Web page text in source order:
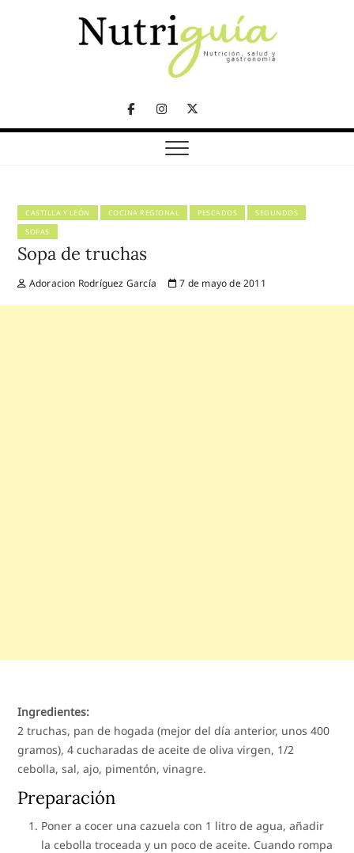
FacebookInstagram
Twitter
Telegram
Nutriguía (Desde
2002)
CASTILLA Y LEÓN COCINA REGIONAL PESCADOS
SEGUNDOS
SOPAS
Sopa de truchas
Adoracion Rodríguez García 7 de mayo de 2011
Ingredientes:
2 truchas, pan de hogada (mejor del día anterior, unos 400
gramos), 4 cucharadas de aceite de oliva virgen, 1/2
cebolla, sal, ajo, pimentón, vinagre.
Preparación
Poner a cocer una cazuela con 1 litro de agua, añadir
la cebolla troceada y un poco de aceite. Cuando rompa